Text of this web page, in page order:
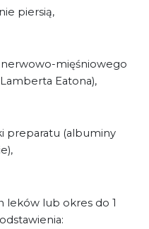
piersią,
mięśniowego
Lamberta Eatona),
preparatu (albuminy
leków lub okres do 1